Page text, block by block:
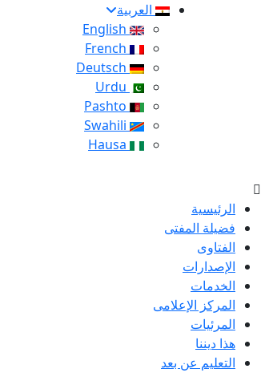
العربية
الرئيسية
فضيلة المفتى
الفتاوى
الإصدارات
الخدمات
المركز الإعلامى
المرئيات
هذا ديننا
التعليم عن بعد